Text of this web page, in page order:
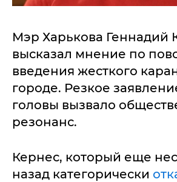
Мэр Харькова Геннадий
высказал мнение по
введения жесткого
городе. Резкое
головы вызвало
резонанс.
Кернес, который еще
назад категорически